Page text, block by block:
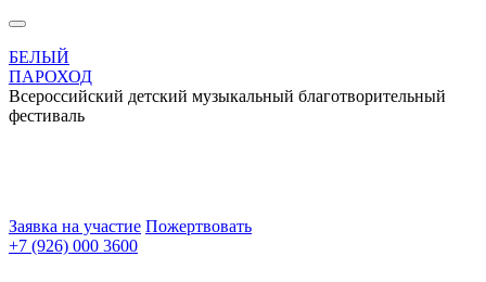
БЕЛЫЙ
ПАРОХОД
Всероссийский детский музыкальный благотворительный
фестиваль
Заявка на участие Пожертвовать
+7 (926) 000 3600